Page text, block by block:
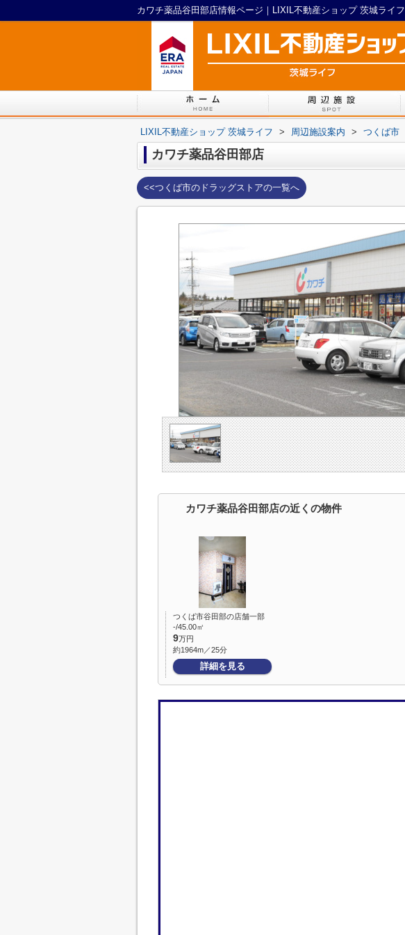
カワチ薬品谷田部店情報ページ｜LIXIL不動産ショップ 茨城ライフ
LIXIL不動産ショップ 茨城ライフ > 周辺施設案内 > つくば市
カワチ薬品谷田部店
<<つくば市のドラッグストアの一覧へ
カワチ薬品谷田部店の近くの物件
つくば市谷田部の店舗一部
-/45.00㎡
9万円
約1964m／25分
詳細を見る